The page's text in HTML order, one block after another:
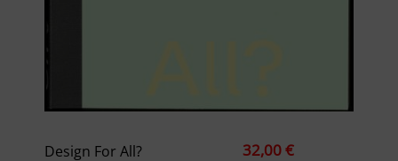
Design For All? 32,00 €